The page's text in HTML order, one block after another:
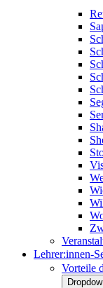
Lehrer:innen-
Vorteile